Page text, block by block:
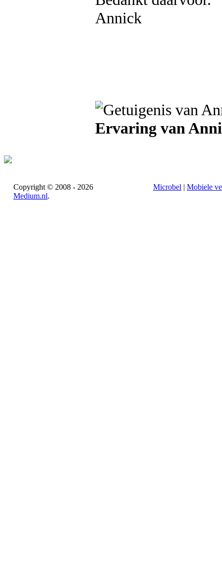
Annick
Ervaring van
Copyright © 2008 - 2026
Medium.nl.
Microbel | Mobiele